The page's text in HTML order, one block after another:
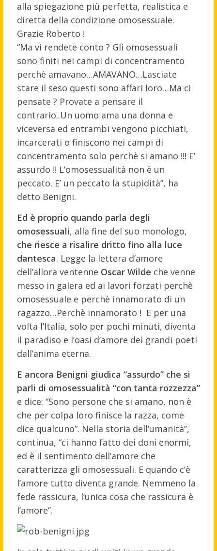
alla spiegazione più perfetta, realistica e
diretta della condizione omosessuale.
Grazie Roberto !
“Ma vi rendete conto ? Gli omosessuali
sono finiti nei campi di concentramento
perchè amavano…AMAVANO…Lasciate
stare il seso questi sono affari loro…Ma ci
pensate ? Provate a pensare il
contrario..Un uomo ama una donna e
viceversa ed entrambi vengono picchiati,
incarcerati o finiscono nei campi di
concentramento solo perchè si amano !!! E’
assurdo !! L’omosessualità non è un
peccato. E’ un peccato la stupidità”, ha
detto Benigni.
Ed è proprio quando parla degli
omosessuali, alla fine del suo monologo,
che riesce a risalire dritto fino alla luce
dantesca. Legge la lettera d’amore
dell’allora ventenne Oscar Wilde che venne
messo in galera ed ai lavori forzati perchè
omosessuale e perchè innamorato di un
ragazzo…Perchè innamorato ! E per una
volta l’Italia, solo per pochi minuti, diventa
il paradiso e l’oasi d’amore dei grandi poeti
dall’anima eterna.
E ancora Benigni giudica “assurdo” che si
parli di omosessualità “con tanta rozzezza”
e dice: “Sono persone che si amano, non è
che per colpa loro finisce la razza, come
dice qualcuno”. Nella storia dell’umanità”,
continua, “ci hanno fatto dei doni enormi,
ed è il sentimento dell’amore che
caratterizza gli omosessuali. E quando c’è
l’amore tutto diventa grande. Nemmeno la
fede rassicura, l’unica cosa che rassicura è
l’amore”.